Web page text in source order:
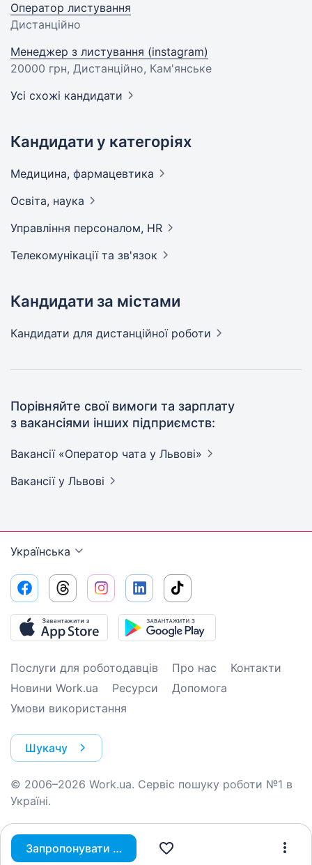
Запропонувати вакансію
Оператор листування
Дистанційно
Менеджер з листування (instagram)
20000 грн, Дистанційно, Кам'янське
Усі схожі кандидати
Кандидати у категоріях
Медицина, фармацевтика
Освіта, наука
Управління персоналом, HR
Телекомунікації та зв'язок
Кандидати за містами
Кандидати для дистанційної роботи
Порівняйте свої вимоги та зарплату
з вакансіями інших підприємств:
Вакансії «Оператор чата у Львові»
Вакансії у Львові
Українська
Послуги для роботодавців Про нас
Контакти
Новини Work.ua
Ресурси
Допомога
Умови використання
Шукачу
© 2006–2026 Work.ua. Сервіс пошуку роботи №1 в
Україні.